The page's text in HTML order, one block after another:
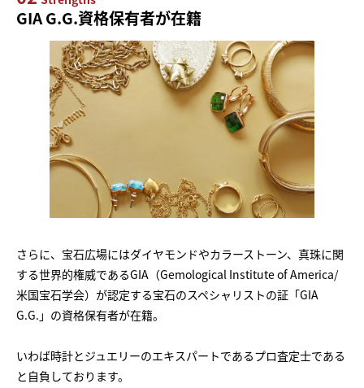
GIA G.G.資格保有者が在籍
さらに、宝石広場にはダイヤモンドやカラーストーン、真珠に関
する世界的権威であるGIA（Gemological Institute of America/
米国宝石学会）が認定する宝石のスペシャリストの証「GIA
G.G.」の資格保有者が在籍。
いわば時計とジュエリーのエキスパートであるプロ査定士である
と自負しております。